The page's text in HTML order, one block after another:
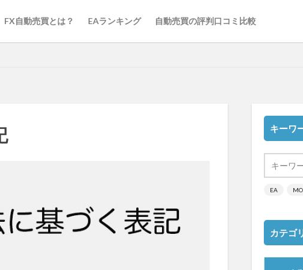
FX自動売買とは？ EAランキング 自動売買の評判口コミ比較
キーワ
EA
カテゴ